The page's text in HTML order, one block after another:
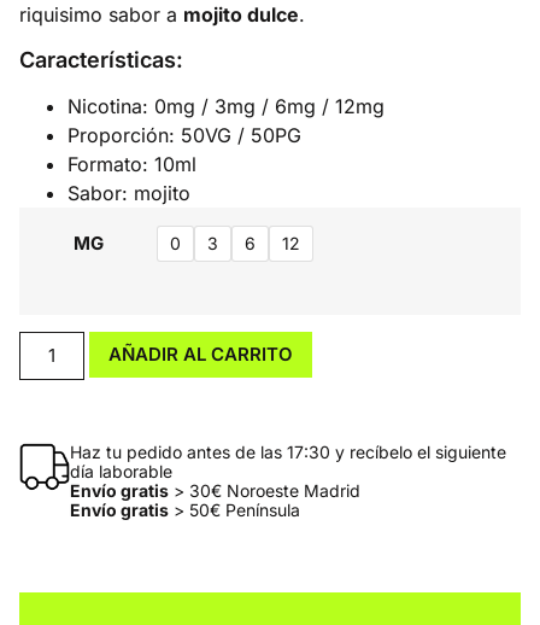
riquisimo sabor a mojito dulce.
Características:
Nicotina: 0mg / 3mg / 6mg / 12mg
Proporción: 50VG / 50PG
Formato: 10ml
Sabor: mojito
MG 0 3 6 12
AÑADIR AL CARRITO
Haz tu pedido antes de las 17:30 y recíbelo el siguiente
día laborable
Envío gratis> 30€ Noroeste Madrid
Envío gratis> 50€ Península